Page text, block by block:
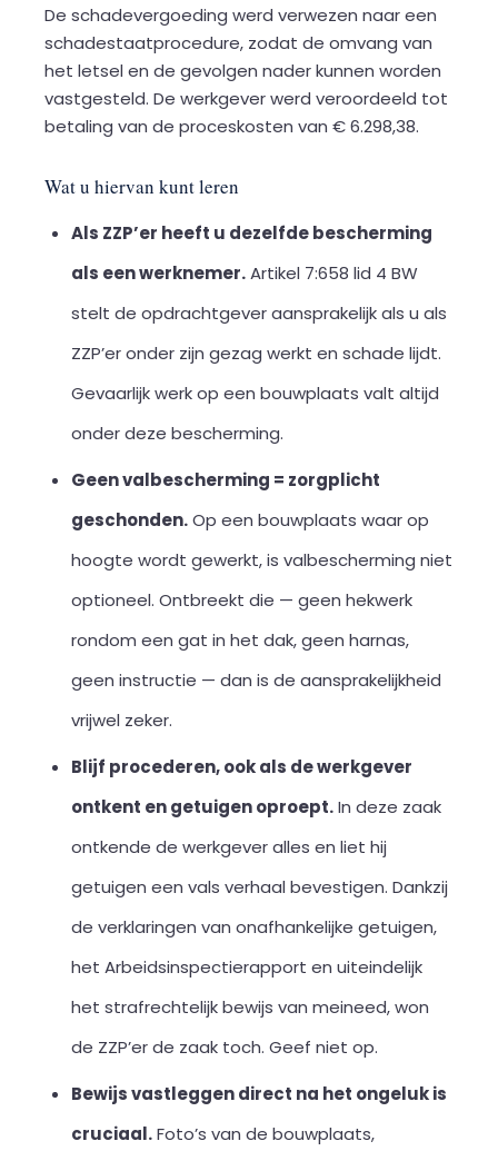
De schadevergoeding werd verwezen naar een
schadestaatprocedure, zodat de omvang van
het letsel en de gevolgen nader kunnen worden
vastgesteld. De werkgever werd veroordeeld tot
betaling van de proceskosten van € 6.298,38.
Wat u hiervan kunt leren
Als ZZP’er heeft u dezelfde bescherming
als een werknemer.Artikel 7:658 lid 4 BW
stelt de opdrachtgever aansprakelijk als u als
ZZP’er onder zijn gezag werkt en schade lijdt.
Gevaarlijk werk op een bouwplaats valt altijd
onder deze bescherming.
Geen valbescherming = zorgplicht
geschonden.Op een bouwplaats waar op
hoogte wordt gewerkt, is valbescherming niet
optioneel. Ontbreekt die — geen hekwerk
rondom een gat in het dak, geen harnas,
geen instructie — dan is de aansprakelijkheid
vrijwel zeker.
Blijf procederen, ook als de werkgever
ontkent en getuigen oproept.In deze zaak
ontkende de werkgever alles en liet hij
getuigen een vals verhaal bevestigen. Dankzij
de verklaringen van onafhankelijke getuigen,
het Arbeidsinspectierapport en uiteindelijk
het strafrechtelijk bewijs van meineed, won
de ZZP’er de zaak toch. Geef niet op.
Bewijs vastleggen direct na het ongeluk is
cruciaal.Foto’s van de bouwplaats,